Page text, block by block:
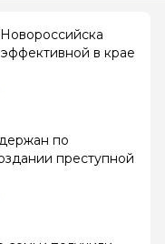
в крае
по
преступной